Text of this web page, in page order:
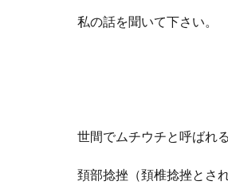
私の話を聞いて下さい。
世間でムチウチと呼ばれ
頚部捻挫（頚椎捻挫とさ